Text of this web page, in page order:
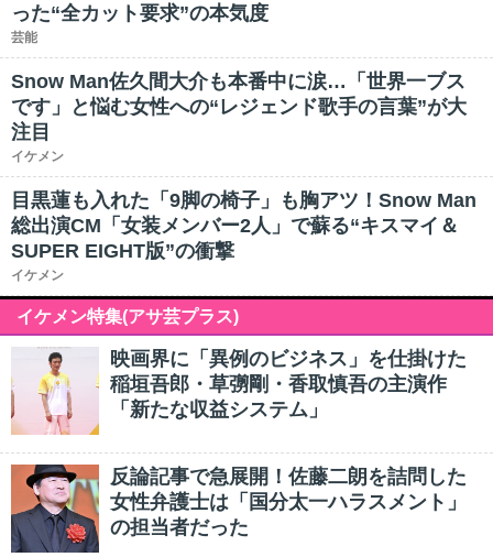
った“全カット要求”の本気度
芸能
Snow Man佐久間大介も本番中に涙…「世界一ブス
です」と悩む女性への“レジェンド歌手の言葉”が大
注目
イケメン
目黒蓮も入れた「9脚の椅子」も胸アツ！Snow Man
総出演CM「女装メンバー2人」で蘇る“キスマイ＆
SUPER EIGHT版”の衝撃
イケメン
イケメン特集(アサ芸プラス)
映画界に「異例のビジネス」を仕掛けた
稲垣吾郎・草彅剛・香取慎吾の主演作
「新たな収益システム」
反論記事で急展開！佐藤二朗を詰問した
女性弁護士は「国分太一ハラスメント」
の担当者だった